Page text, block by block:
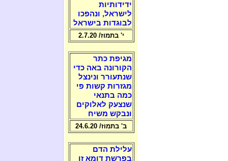
ידידותיות
לישראל, ונהפכו
לבוגדות בישראל
י' בתמוז/ 2.7.20
מגיפת כתר
הקורונה באה כדי
שנתעורר ונינצל
מגזרות קשות פי
כמה בתנאי
שנצעק לאלוקים
ונבקש משיח
ב' בתמוז/ 24.6.20
עלילת הדם
בפרשת דומא זו